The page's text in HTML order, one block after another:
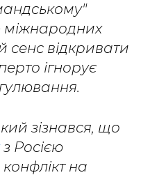
міжнародних
сенс відкривати
ігнорує
зізнався, що
з Росією
на